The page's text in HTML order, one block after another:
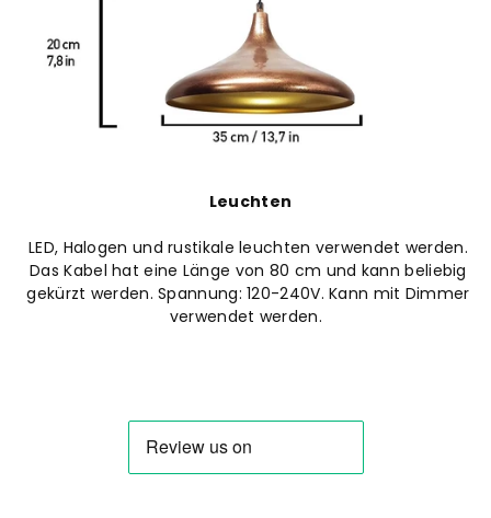
Leuchten
LED, Halogen und rustikale leuchten verwendet werden.
Das Kabel hat eine Länge von 80 cm und kann beliebig
gekürzt werden. Spannung: 120-240V. Kann mit Dimmer
verwendet werden.